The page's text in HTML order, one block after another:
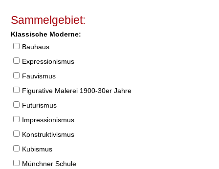
Sammelgebiet:
Klassische Moderne:
Bauhaus
Expressionismus
Fauvismus
Figurative Malerei 1900-30er Jahre
Futurismus
Impressionismus
Konstruktivismus
Kubismus
Münchner Schule